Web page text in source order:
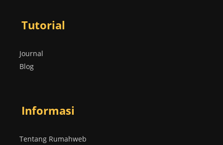
Tutorial
Journal
Blog
Informasi
Tentang Rumahweb